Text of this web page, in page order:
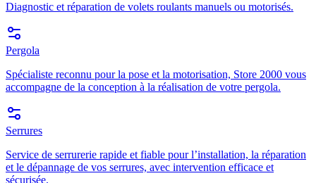
Diagnostic et réparation de volets roulants manuels ou motorisés.
Pergola
Spécialiste reconnu pour la pose et la motorisation, Store 2000 vous
accompagne de la conception à la réalisation de votre pergola.
Serrures
Service de serrurerie rapide et fiable pour l’installation, la réparation
et le dépannage de vos serrures, avec intervention efficace et
sécurisée.